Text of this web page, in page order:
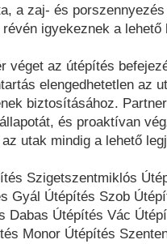
a zaj- és
igyekeznek a
véget az útépítés
elengedhetetlen az
biztosításához.
és proaktívan
utak mindig a lehető
Szigetszentmiklós
Gyál Útépítés Szob
Dabas Útépítés Vác
Monor Útépítés